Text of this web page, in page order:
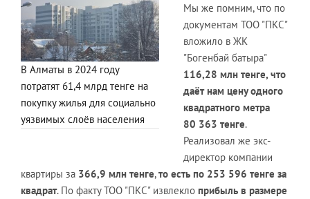
В Алматы в 2024 году
потратят 61,4 млрд тенге на
покупку жилья для социально
уязвимых слоёв населения
Мы же помним, что по
документам ТОО "ПКС"
вложило в ЖК
"Богенбай батыра"
116,28 млн тенге, что
даёт нам цену одного
квадратного метра
80 363 тенге.
Реализовал же экс-
директор компании
квартиры за 366,9 млн тенге,то есть по 253 596 тенге за
квадрат. По факту ТОО "ПКС" извлекло прибыль в размере